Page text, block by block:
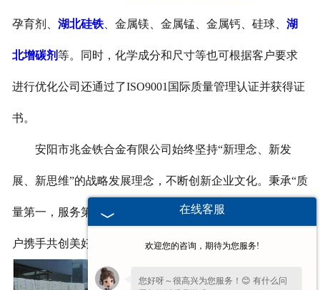
孕育剂、 湖北硅铁、金属镁、金属锰、金属钙、硅球、 湖
北增碳剂等。同时，化学成分和尺寸等也可根据客户要求
进行优化公司还通过了ISO9001国际质量管理认证并获得证
书。
安阳市兆金铁合金有限公司始终坚持“新理念、新发
展、新思维”的战略发展理念，不断创新企业文化。秉承“质
量第一，服务第一”的经营模式,我们将与各界朋友、新老客
户携手共创美好明天。
在线客服
欢迎您的咨询，期待为您服务!
您好呀～很高兴为您服务！😊 有什么问